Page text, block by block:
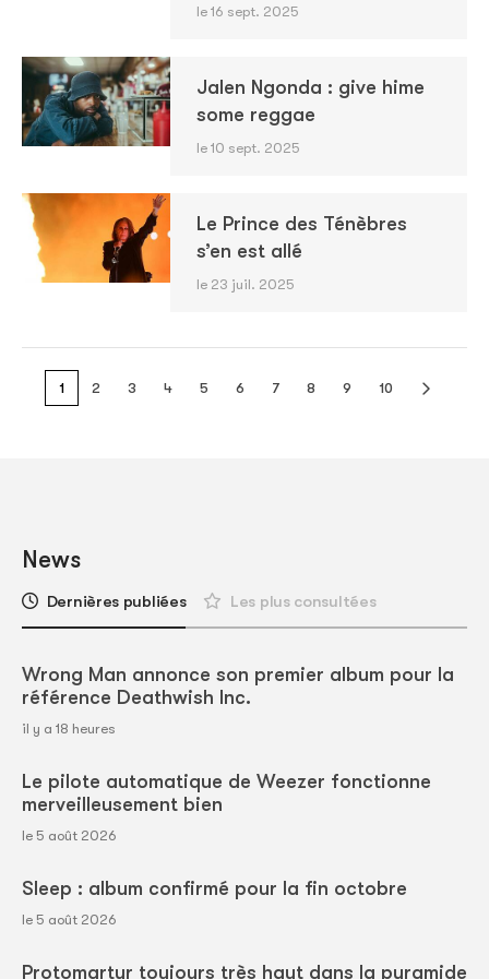
le 16 sept. 2025
Jalen Ngonda : give hime
some reggae
le 10 sept. 2025
Le Prince des Ténèbres
s’en est allé
le 23 juil. 2025
1 2 3 4 5 6 7 8 9 10
News
Dernières publiées Les plus consultées
Wrong Man annonce son premier album pour la
référence Deathwish Inc.
il y a 18 heures
Le pilote automatique de Weezer fonctionne
merveilleusement bien
le 5 août 2026
Sleep : album confirmé pour la fin octobre
le 5 août 2026
Protomartyr toujours très haut dans la pyramide